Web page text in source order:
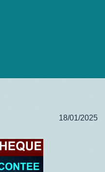
18/01/2025